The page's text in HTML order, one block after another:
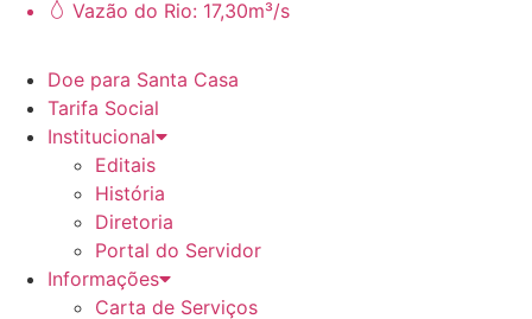
Vazão do Rio: 17,30m³/s
Doe para Santa Casa
Tarifa Social
Institucional
Editais
História
Diretoria
Portal do Servidor
Informações
Carta de Serviços